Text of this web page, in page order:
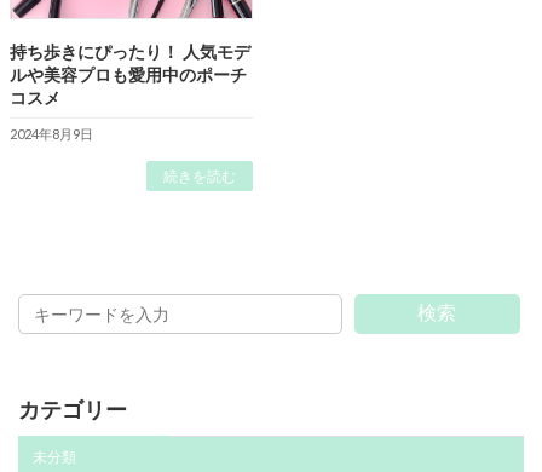
持ち歩きにぴったり！ 人気モデ
ルや美容プロも愛用中のポーチ
コスメ
2024年8月9日
続きを読む
検索
カテゴリー
未分類